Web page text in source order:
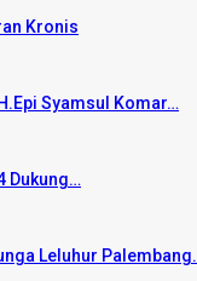
Kronis
Syamsul Komar…
Dukung…
Leluhur